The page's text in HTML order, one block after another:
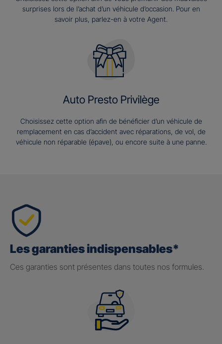
surprises lors de l’achat d’un véhicule d’occasion. Pour en
savoir plus, parlez-en à votre Agent.
Auto Presto Privilège
Choisissez cette option afin de bénéficier d’un véhicule de
remplacement en cas d’accident avec réparations, de vol, de
véhicule non réparable (épave), ou encore suite à une panne.
Les garanties indispensables*
Ces garanties sont présentes dans toutes nos formules.